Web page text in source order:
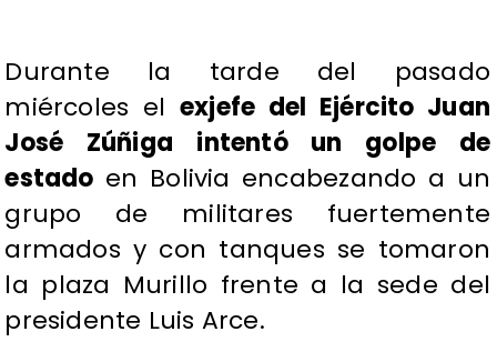
Durante la tarde del pasado
miércoles el exjefe del Ejército Juan
José Zúñiga
intentó un golpe de
estado en Bolivia encabezando a un
grupo de militares fuertemente
armados y con tanques se tomaron
la plaza Murillo frente a la sede del
presidente Luis Arce.